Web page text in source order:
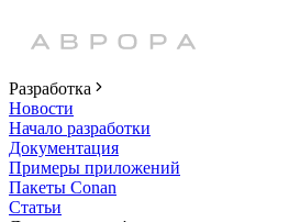
Разработка
Новости
Начало разработки
Документация
Примеры приложений
Пакеты Conan
Статьи